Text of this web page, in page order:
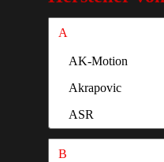
Servo-Kühler
Silikonschlauch
A
AK-Motion
Akrapovic
ASR
B